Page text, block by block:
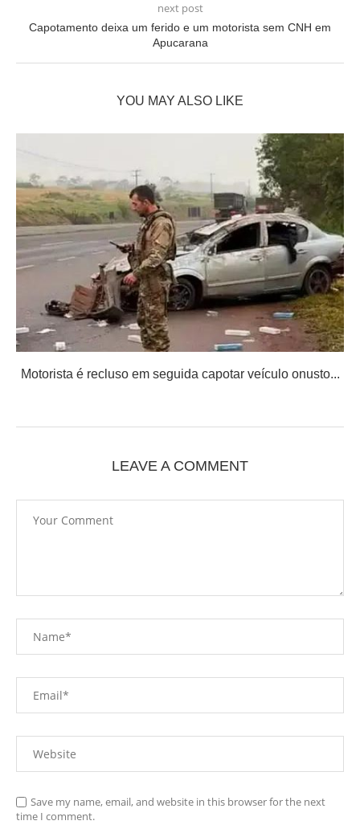
next post
Capotamento deixa um ferido e um motorista sem CNH em
Apucarana
YOU MAY ALSO LIKE
Motorista é recluso em seguida capotar veículo onusto...
LEAVE A COMMENT
Save my name, email, and website in this browser for the next
time I comment.